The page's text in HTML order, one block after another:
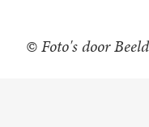
© Foto's door